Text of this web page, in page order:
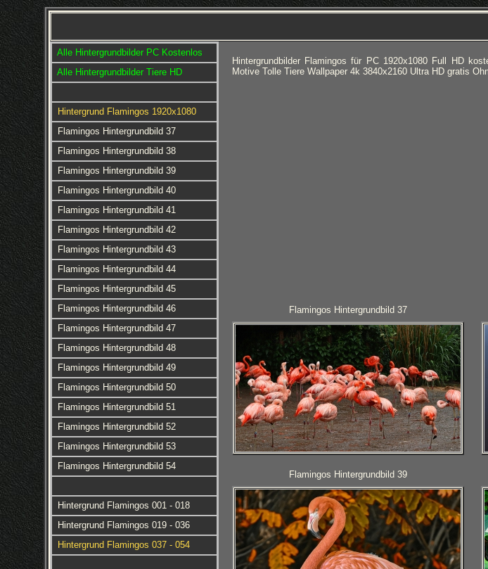
Alle Hintergrundbilder PC Kostenlos
Alle Hintergrundbilder Tiere HD
Hintergrund Flamingos 1920x1080
Flamingos Hintergrundbild 37
Flamingos Hintergrundbild 38
Flamingos Hintergrundbild 39
Flamingos Hintergrundbild 40
Flamingos Hintergrundbild 41
Flamingos Hintergrundbild 42
Flamingos Hintergrundbild 43
Flamingos Hintergrundbild 44
Flamingos Hintergrundbild 45
Flamingos Hintergrundbild 46
Flamingos Hintergrundbild 47
Flamingos Hintergrundbild 48
Flamingos Hintergrundbild 49
Flamingos Hintergrundbild 50
Flamingos Hintergrundbild 51
Flamingos Hintergrundbild 52
Flamingos Hintergrundbild 53
Flamingos Hintergrundbild 54
Hintergrund Flamingos 001 - 018
Hintergrund Flamingos 019 - 036
Hintergrund Flamingos 037 - 054
Hintergrundbilder Flamingos für PC 1920x1080 Full HD
Motive Tolle Tiere Wallpaper 4k 3840x2160 Ultra HD gratis
Flamingos Hintergrundbild 37
Flamingos Hintergrundbild 39